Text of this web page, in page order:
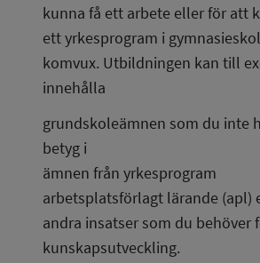
kunna få ett arbete eller för att
ett yrkesprogram i
komvux. Utbildningen kan till
innehålla
grundskoleämnen som du inte
betyg i
ämnen från yrkesprogram
arbetsplatsförlagt lärande (apl)
andra insatser som du behöver
kunskapsutveckling.